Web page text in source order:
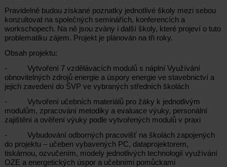
Pravidelně budou získané poznatky jednotlivé školy mezi sebou
konzultovat na společných seminářích, konferencích a
workschopech. Na ně jsou zvány i další školy, které projeví o tuto
problematiku zájem. Projekt je plánován na tři roky.
Obsah projektu:
- Vytvoření 7 vzdělávacích modulů s náplní Využívání
obnovitelných zdrojů energie a úspory energie ve stavebnictví a
jejich zavedení do ŠVP ve vybraných středních školách
- Vytvoření učebních materiálů pro žáky k jednotlivým
modulům, zpracování metodiky a evaluace výuky, personální
zajištění a ověření výuky podle vytvořených modulů v praxi
- Vybudování odborných pracovišť na školách zapojených
do projektu – učeben vybavených PC, dataprojektorem,
tiskárnou, ozvučením, modely jednotlivých technologií využívání
OZE a energetických úspor a učebními pomůckami